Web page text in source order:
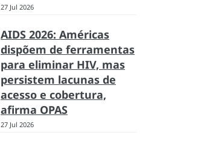
27 Jul 2026
AIDS 2026: Américas
dispõem de ferramentas
para eliminar HIV, mas
persistem lacunas de
acesso e cobertura,
afirma OPAS
27 Jul 2026